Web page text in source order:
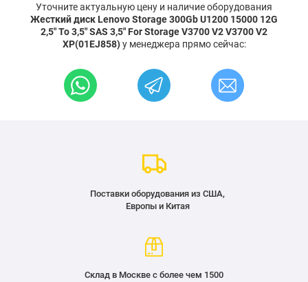
Уточните актуальную цену и наличие оборудования
Жесткий диск Lenovo Storage 300Gb U1200 15000 12G
2,5" To 3,5" SAS 3,5" For Storage V3700 V2 V3700 V2
XP(01EJ858)у менеджера прямо сейчас:
Поставки оборудования из США,
Европы и Китая
Склад в Москве с более чем 1500